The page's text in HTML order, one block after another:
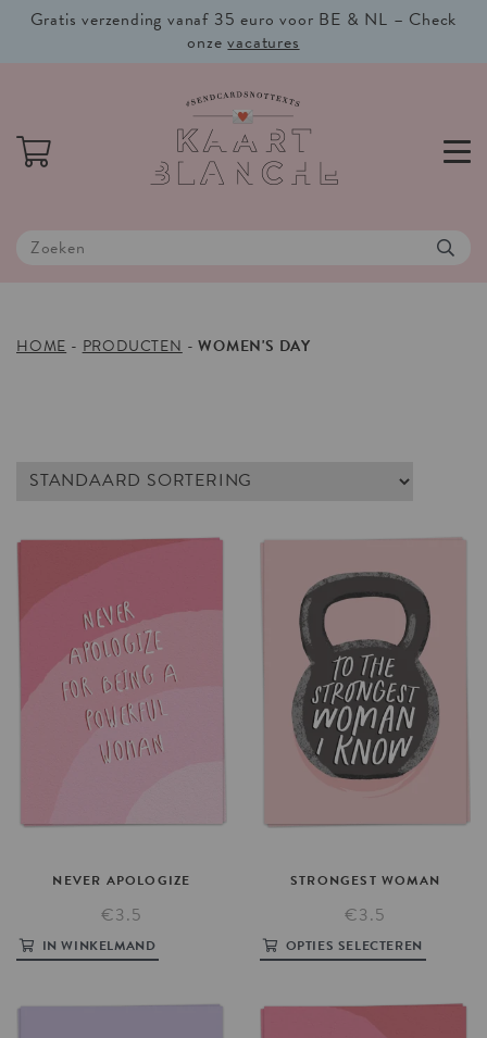
Gratis verzending vanaf 35 euro voor BE & NL – Check
onzevacatures
HOME - PRODUCTEN -WOMEN'S DAY
NEVER APOLOGIZE
€3.5
IN WINKELMAND
STRONGEST WOMAN
€3.5
OPTIES SELECTEREN